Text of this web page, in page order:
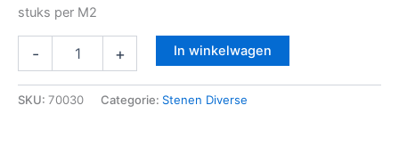
stuks per M2
- + In winkelwagen
SKU: 70030 Categorie: Stenen Diverse